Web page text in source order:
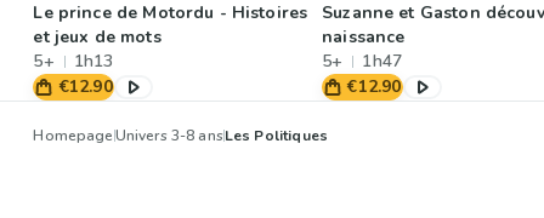
Le prince de Motordu - Histoires
et jeux de mots
5+
1h13
€12.90
Suzanne et Gaston
naissance
5+
1h47
€12.90
HomepageUnivers 3-8 ansLes Politiques